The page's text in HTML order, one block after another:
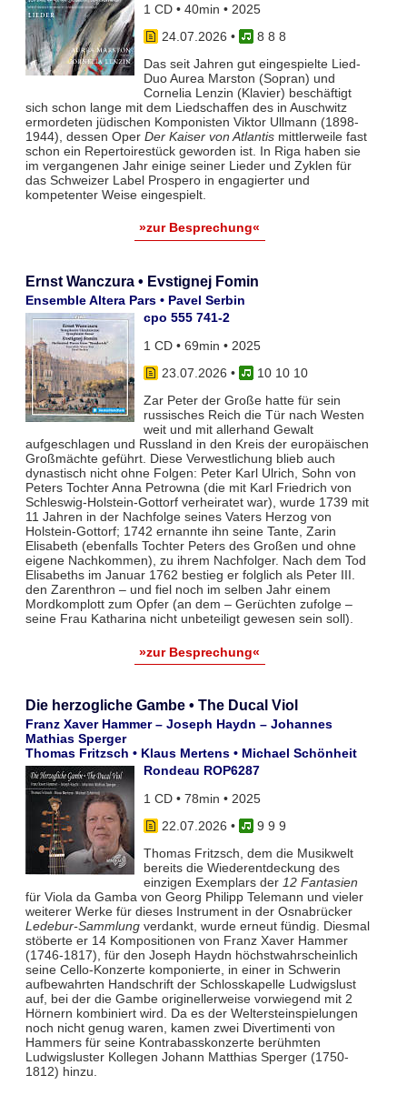
1 CD • 40min • 2025
24.07.2026 •
8 8 8
Das seit Jahren gut eingespielte Lied-
Duo Aurea Marston (Sopran) und
Cornelia Lenzin (Klavier) beschäftigt
sich schon lange mit dem Liedschaffen des in Auschwitz
ermordeten jüdischen Komponisten Viktor Ullmann (1898-
1944), dessen Oper Der Kaiser von Atlantismittlerweile fast
schon ein Repertoirestück geworden ist. In Riga haben sie
im vergangenen Jahr einige seiner Lieder und Zyklen für
das Schweizer Label Prospero in engagierter und
kompetenter Weise eingespielt.
»zur Besprechung«
Ernst Wanczura • Evstignej Fomin
Ensemble Altera Pars • Pavel Serbin
cpo 555 741-2
1 CD • 69min • 2025
23.07.2026 •
10 10 10
Zar Peter der Große hatte für sein
russisches Reich die Tür nach Westen
weit und mit allerhand Gewalt
aufgeschlagen und Russland in den Kreis der europäischen
Großmächte geführt. Diese Verwestlichung blieb auch
dynastisch nicht ohne Folgen: Peter Karl Ulrich, Sohn von
Peters Tochter Anna Petrowna (die mit Karl Friedrich von
Schleswig-Holstein-Gottorf verheiratet war), wurde 1739 mit
11 Jahren in der Nachfolge seines Vaters Herzog von
Holstein-Gottorf; 1742 ernannte ihn seine Tante, Zarin
Elisabeth (ebenfalls Tochter Peters des Großen und ohne
eigene Nachkommen), zu ihrem Nachfolger. Nach dem Tod
Elisabeths im Januar 1762 bestieg er folglich als Peter III.
den Zarenthron – und fiel noch im selben Jahr einem
Mordkomplott zum Opfer (an dem – Gerüchten zufolge –
seine Frau Katharina nicht unbeteiligt gewesen sein soll).
»zur Besprechung«
Die herzogliche Gambe • The Ducal Viol
Franz Xaver Hammer – Joseph Haydn – Johannes
Mathias Sperger
Thomas Fritzsch • Klaus Mertens • Michael Schönheit
Rondeau ROP6287
1 CD • 78min • 2025
22.07.2026 •
9 9 9
Thomas Fritzsch, dem die Musikwelt
bereits die Wiederentdeckung des
einzigen Exemplars der 12 Fantasien
für Viola da Gamba von Georg Philipp Telemann und vieler
weiterer Werke für dieses Instrument in der Osnabrücker
Ledebur-Sammlungverdankt, wurde erneut fündig. Diesmal
stöberte er 14 Kompositionen von Franz Xaver Hammer
(1746-1817), für den Joseph Haydn höchstwahrscheinlich
seine Cello-Konzerte komponierte, in einer in Schwerin
aufbewahrten Handschrift der Schlosskapelle Ludwigslust
auf, bei der die Gambe originellerweise vorwiegend mit 2
Hörnern kombiniert wird. Da es der Weltersteinspielungen
noch nicht genug waren, kamen zwei Divertimenti von
Hammers für seine Kontrabasskonzerte berühmten
Ludwigsluster Kollegen Johann Matthias Sperger (1750-
1812) hinzu.